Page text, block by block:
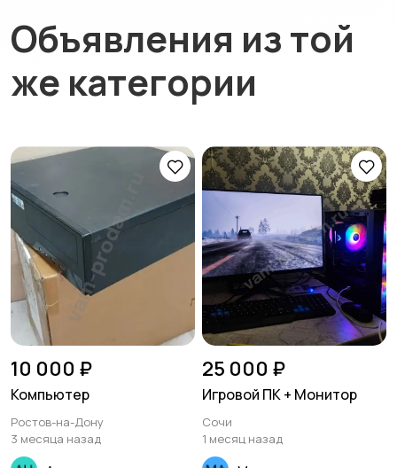
Объявления из той
же категории
10 000 ₽
Компьютер
Ростов-на-Дону
3 месяца назад
25 000 ₽
Игровой ПК + Монитор
Сочи
1 месяц назад